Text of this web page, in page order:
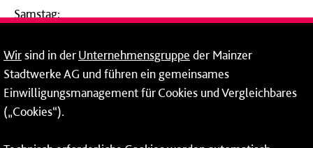
Samstag:
24-Stunden-Telefon*
06131 – 12 77 77
Fax: 06131 – 12 66 66
Wirsind in derUnternehmensgruppe der Mainzer
Stadtwerke AG und führen ein gemeinsames
Einwilligungsmanagement für Cookies und Vergleichbares
(„Cookies“).